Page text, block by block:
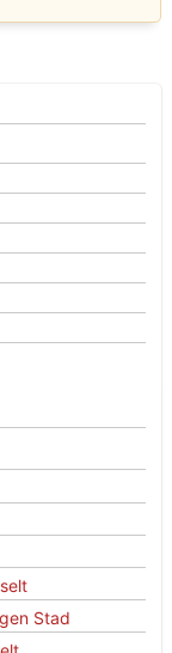
Stad